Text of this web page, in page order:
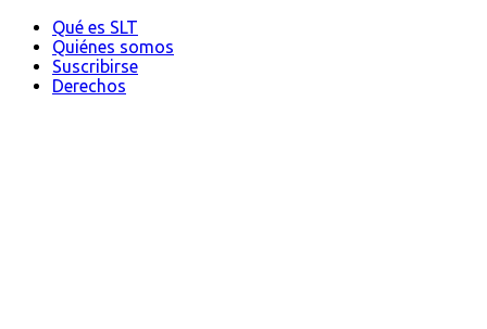
Qué es SLT
Quiénes somos
Suscribirse
Derechos